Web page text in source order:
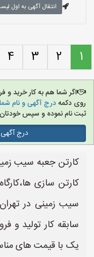
انتقال آگهی به اول
1
2
3
4
اگر شما هم به کار خرید
روی دکمهدرج آگهی و نام
ثبت نام نموده و سپس خودتان
درج
کارتن جعبه سیب
کارتن سازی
سیب زمینی در
سابقه کار تولید و
یک با قیمت های